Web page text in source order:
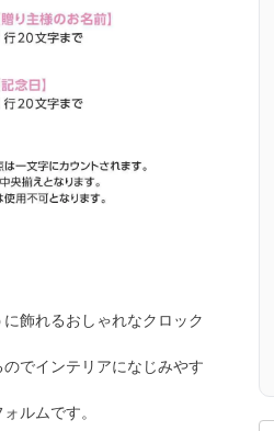
飾れるおしゃれなクロック
でインテリアになじみやす
ルムです。